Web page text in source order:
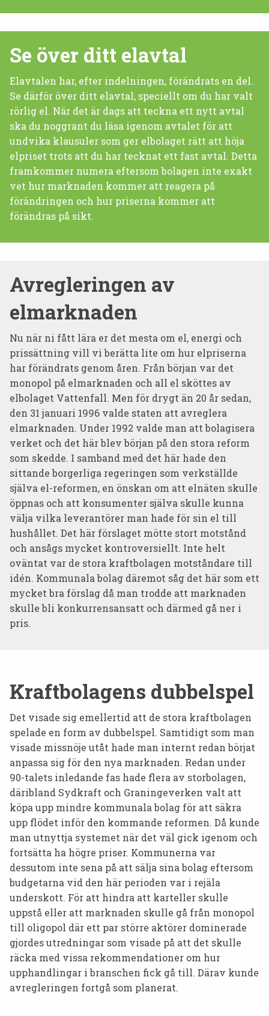
Se över ditt elavtal
Elavtalen har, efter indelningen, förändrats en del.
Se därför över ditt elavtal, speciellt om du har valt
rörlig el. När det är dags att teckna ett nytt avtal
ska du noggrant du läsa igenom avtalet för att
undvika klausuler som ger elbolaget rätt att höja
elpriset trots att du har tecknat ett fast avtal. Detta
framkommer numera eftersom bolagen inte exakt
vet hur marknaden kommer att reagera på
förändringen och hur priserna kommer att
förändras på sikt.
Avregleringen av
elmarknaden
Nu när ni fått lära er det mesta om el, energi och
prissättning vill vi berätta lite om hur elpriserna
har förändrats genom åren. Från början var det
monopol på elmarknaden och all el sköttes av
elbolaget Vattenfall. Men för drygt än 20 år sedan,
den 31 januari 1996 valde staten att avreglera
elmarknaden. Under 1992 valde man att bolagisera
verket och det här blev början på den stora reform
som skedde. I samband med det här hade den
sittande borgerliga regeringen som verkställde
själva el-reformen, en önskan om att elnäten skulle
öppnas och att konsumenter själva skulle kunna
välja vilka leverantörer man hade för sin el till
hushållet. Det här förslaget mötte stort motstånd
och ansågs mycket kontroversiellt. Inte helt
oväntat var de stora kraftbolagen motståndare till
idén. Kommunala bolag däremot såg det här som ett
mycket bra förslag då man trodde att marknaden
skulle bli konkurrensansatt och därmed gå ner i
pris.
Kraftbolagens dubbelspel
Det visade sig emellertid att de stora kraftbolagen
spelade en form av dubbelspel. Samtidigt som man
visade missnöje utåt hade man internt redan börjat
anpassa sig för den nya marknaden. Redan under
90-talets inledande fas hade flera av storbolagen,
däribland Sydkraft och Graningeverken valt att
köpa upp mindre kommunala bolag för att säkra
upp flödet inför den kommande reformen. Då kunde
man utnyttja systemet när det väl gick igenom och
fortsätta ha högre priser. Kommunerna var
dessutom inte sena på att sälja sina bolag eftersom
budgetarna vid den här perioden var i rejäla
underskott. För att hindra att karteller skulle
uppstå eller att marknaden skulle gå från monopol
till oligopol där ett par större aktörer dominerade
gjordes utredningar som visade på att det skulle
räcka med vissa rekommendationer om hur
upphandlingar i branschen fick gå till. Därav kunde
avregleringen fortgå som planerat.